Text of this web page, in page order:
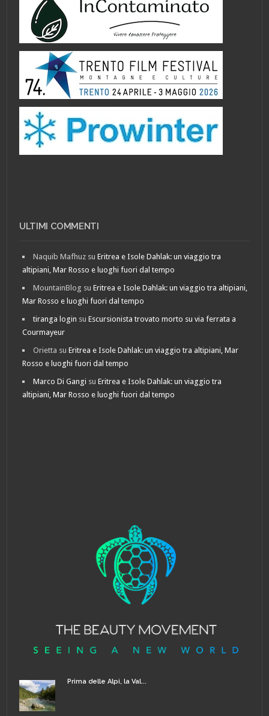
ULTIMI COMMENTI
Naquib Mafhuz suEritrea e Isole Dahlak: un viaggio tra
altipiani, Mar Rosso e luoghi fuori dal tempo
MountainBlog suEritrea e Isole Dahlak: un viaggio tra altipiani,
Mar Rosso e luoghi fuori dal tempo
tiranga login suEscursionista trovato morto su via ferrata a
Courmayeur
Orietta suEritrea e Isole Dahlak: un viaggio tra altipiani, Mar
Rosso e luoghi fuori dal tempo
Marco Di Gangi suEritrea e Isole Dahlak: un viaggio tra
altipiani, Mar Rosso e luoghi fuori dal tempo
Prima delle Alpi, la Val...